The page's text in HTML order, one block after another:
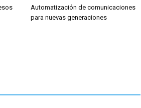
Automatización de comunicaciones
para nuevas generaciones